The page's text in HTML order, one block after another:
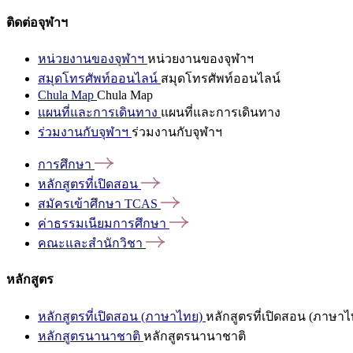
ติดต่อจุฬาฯ
หน่วยงานของจุฬาฯ หน่วยงานของจุฬาฯ
สมุดโทรศัพท์ออนไลน์ สมุดโทรศัพท์ออนไลน์
Chula Map Chula Map
แผนที่และการเดินทาง แผนที่และการเดินทาง
ร่วมงานกับจุฬาฯ ร่วมงานกับจุฬาฯ
การศึกษา
หลักสูตรที่เปิดสอน
สมัครเข้าศึกษา TCAS
ค่าธรรมเนียมการศึกษา
คณะและสำนักวิชา
หลักสูตร
หลักสูตรที่เปิดสอน (ภาษาไทย) หลักสูตรที่เปิดสอน (ภาษาไ
หลักสูตรนานาชาติ หลักสูตรนานาชาติ